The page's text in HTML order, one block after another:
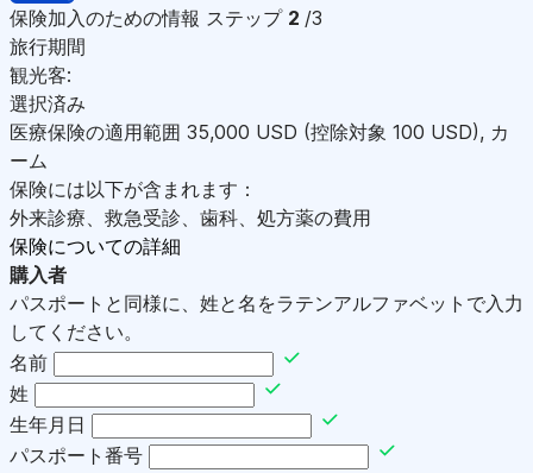
保険加入のための情報 ステップ 2 /3
旅行期間
観光客:
選択済み
医療保険の適用範囲 35,000 USD (控除対象 100 USD), カ
ーム
保険には以下が含まれます：
外来診療、救急受診、歯科、処方薬の費用
保険についての詳細
購入者
パスポートと同様に、姓と名をラテンアルファベットで入力
してください。
名前
姓
生年月日
パスポート番号